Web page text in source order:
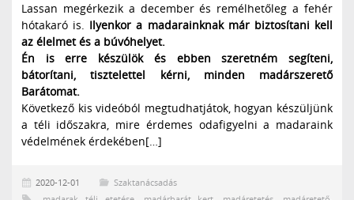
Lassan megérkezik a december és remélhetőleg a fehér
hótakaró is. Ilyenkor a madarainknak már biztosítani kell
az élelmet és a búvóhelyet.
Én is erre készülök és ebben szeretném segíteni,
bátorítani, tisztelettel kérni, minden madárszerető
Barátomat.
Következő kis videóból megtudhatjátok, hogyan készüljünk
a téli időszakra, mire érdemes odafigyelni a madaraink
védelmének érdekében[…]
2020-12-01
Szaktanácsadás